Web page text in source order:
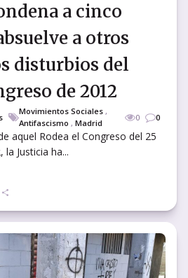
a cinco
a otros
disturbios del
de 2012
Movimientos Sociales ,
Antifascismo , Madrid
0 0
aquel Rodea el Congreso del 25
Justicia ha...
Copy